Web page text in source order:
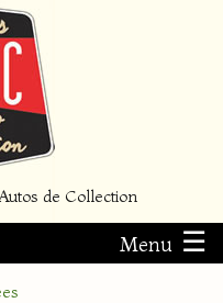
de Collection
Menu ☰